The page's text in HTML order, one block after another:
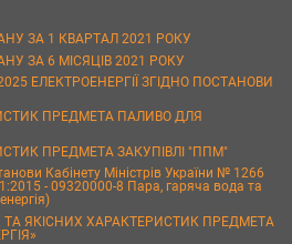
ЗА 1 КВАРТАЛ 2021 РОКУ
ЗА 6 МІСЯЦІВ 2021 РОКУ
ЕЛЕКТРОЕНЕРГІЇ ЗГІДНО ПОСТАНОВИ
ПРЕДМЕТА ПАЛИВО ДЛЯ
ПРЕДМЕТА ЗАКУПІВЛІ "ППМ"
Кабінету Міністрів України № 1266
- 09320000-8 Пара, гаряча вода та
ЯКІСНИХ ХАРАКТЕРИСТИК ПРЕДМЕТА